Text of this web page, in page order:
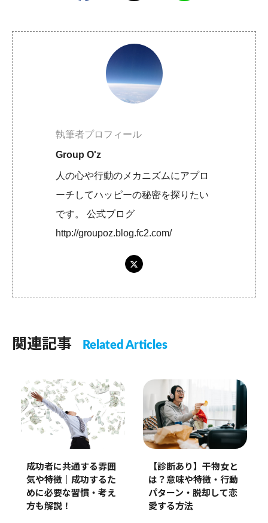
執筆者プロフィール
Group O'z
人の心や行動のメカニズムにアプロ
ーチしてハッピーの秘密を探りたい
です。 公式ブログ
http://groupoz.blog.fc2.com/
関連記事 Related Articles
成功者に共通する雰囲
気や特徴｜成功するた
めに必要な習慣・考え
方も解説！
【診断あり】干物女と
は？意味や特徴・行動
パターン・脱却して恋
愛する方法